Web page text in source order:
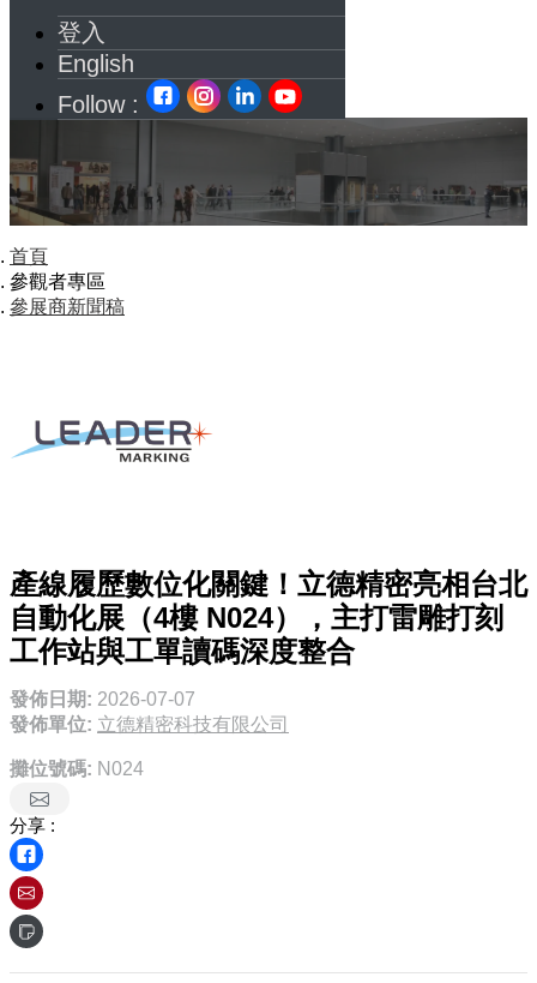
登入
English
Follow :
首頁
參觀者專區
參展商新聞稿
產線履歷數位化關鍵！立德精密亮相台北
自動化展（4樓 N024），主打雷雕打刻
工作站與工單讀碼深度整合
發佈日期: 2026-07-07
發佈單位: 立德精密科技有限公司
攤位號碼: N024
分享 :